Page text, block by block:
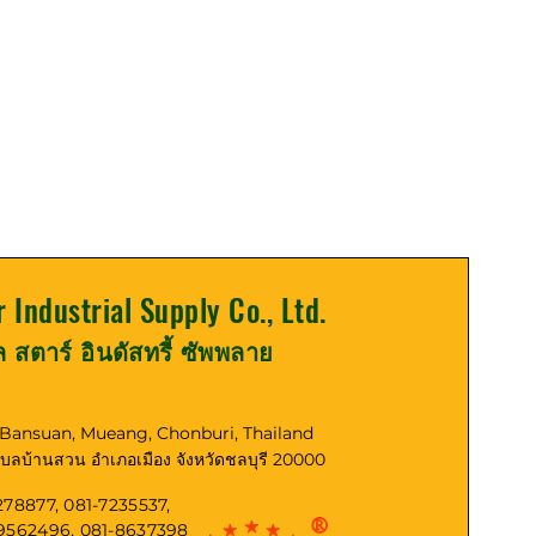
Industrial Supply Co., Ltd.
สตาร์ อินดัสทรี้ ซัพพลาย
Mueang, Chonburi, Thailand
ลบ้านสวน อำเภอเมือง จังหวัดชลบุรี 20000
081-7235537,
081-8637398